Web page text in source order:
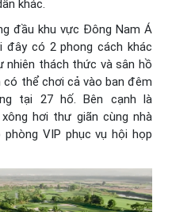
khác.
đầu khu vực Đông Nam Á
đây có 2 phong cách khác
nhiên thách thức và sân hồ
thể chơi cả vào ban đêm
tại 27 hố. Bên cạnh là
hơi thư giãn cùng nhà
VIP phục vụ hội họp